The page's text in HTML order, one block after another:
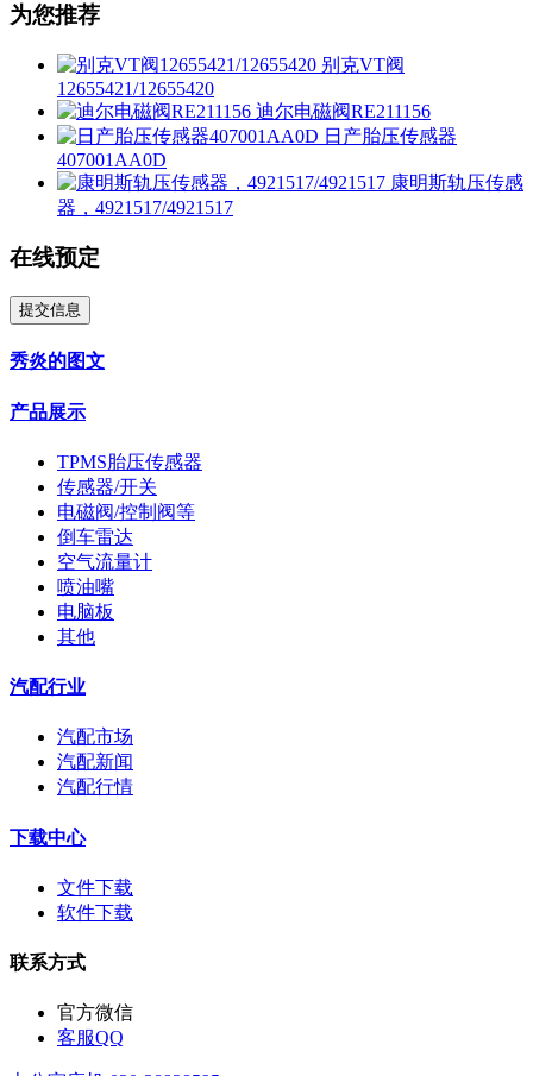
为您推荐
别克VT阀
12655421/12655420
迪尔电磁阀RE211156
日产胎压传感器
407001AA0D
康明斯轨压传感
器，4921517/4921517
在线预定
提交信息
秀炎的图文
产品展示
TPMS胎压传感器
传感器/开关
电磁阀/控制阀等
倒车雷达
空气流量计
喷油嘴
电脑板
其他
汽配行业
汽配市场
汽配新闻
汽配行情
下载中心
文件下载
软件下载
联系方式
官方微信
客服QQ